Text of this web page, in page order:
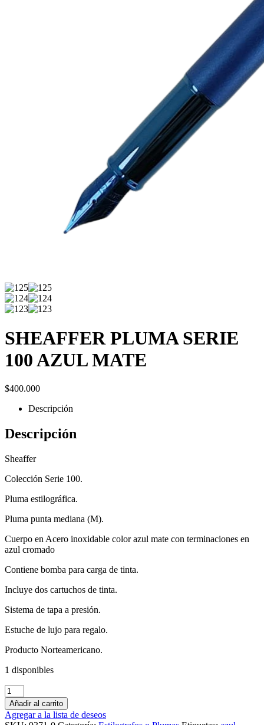
SHEAFFER PLUMA SERIE
100 AZUL MATE
$400.000
Descripción
Descripción
Sheaffer
Colección Serie 100.
Pluma estilográfica.
Pluma punta mediana (M).
Cuerpo en Acero inoxidable color azul mate con terminaciones en
azul cromado
Contiene bomba para carga de tinta.
Incluye dos cartuchos de tinta.
Sistema de tapa a presión.
Estuche de lujo para regalo.
Producto Norteamericano.
1 disponibles
Añadir al carrito
Agregar a la lista de deseos